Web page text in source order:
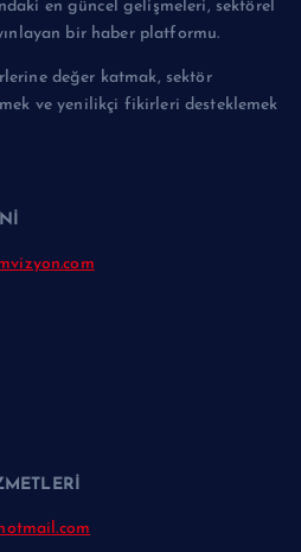
en güncel gelişmeleri, sektörel
bir haber platformu.
değer katmak, sektör
ve yenilikçi fikirleri desteklemek